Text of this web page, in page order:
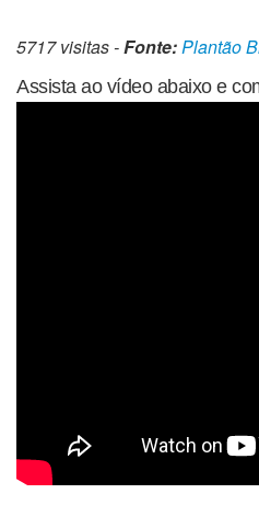
5717 visitas -Fonte:Plantão
Assista ao vídeo abaixo e